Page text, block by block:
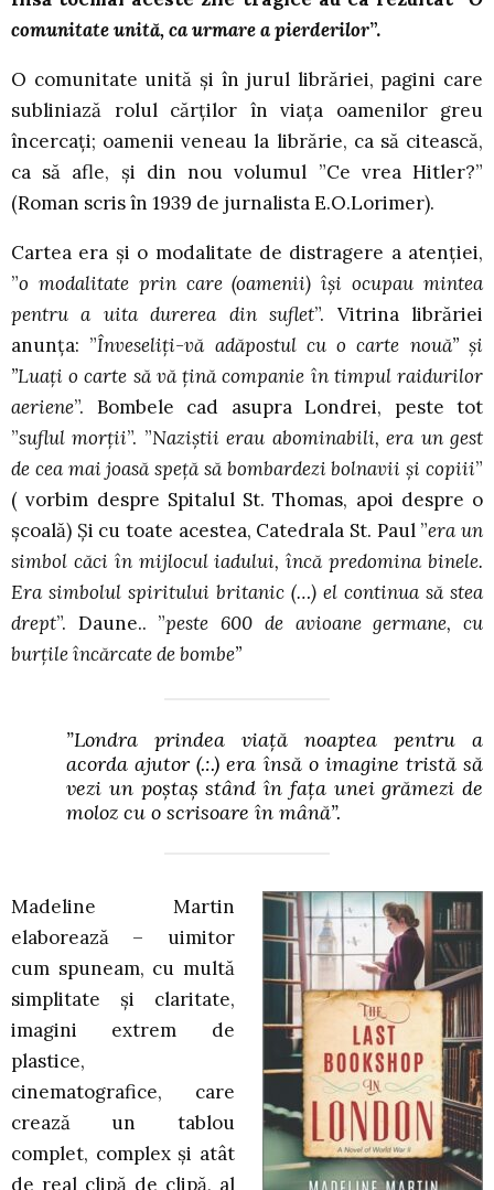
comunitate unită, ca urmare a pierderilor”.
O comunitate unită și în jurul librăriei, pagini care
subliniază rolul cărților în viața oamenilor greu
încercați; oamenii veneau la librărie, ca să citească,
ca să afle, și din nou volumul ”Ce vrea Hitler?”
(Roman scris în 1939 de jurnalista E.O.Lorimer).
Cartea era și o modalitate de distragere a atenției,
”o modalitate prin care (oamenii) își ocupau mintea
pentru a uita durerea din suflet”. Vitrina librăriei
anunța: ”Înveseliți-vă adăpostul cu o carte nouă” și
”Luați o carte să vă țină companie în timpul raidurilor
aeriene”. Bombele cad asupra Londrei, peste tot
”suflul morții”. ”Naziștii erau abominabili, era un gest
de cea mai joasă speță să bombardezi bolnavii și copiii”
( vorbim despre Spitalul St. Thomas, apoi despre o
școală) Și cu toate acestea, Catedrala St. Paul ”era un
simbol căci în mijlocul iadului, încă predomina binele.
Era simbolul spiritului britanic (…) el continua să stea
drept”. Daune.. ”peste 600 de avioane germane, cu
burțile încărcate de bombe”
”Londra prindea viață noaptea pentru a
acorda ajutor (.:.) era însă o imagine tristă să
vezi un poștaș stând în fața unei grămezi de
moloz cu o scrisoare în mână”.
Madeline Martin
elaborează – uimitor
cum spuneam, cu multă
simplitate și claritate,
imagini extrem de
plastice,
cinematografice, care
crează un tablou
complet, complex și atât
de real clipă de clipă, al